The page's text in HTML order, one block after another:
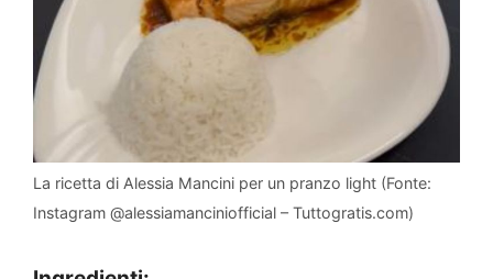
La ricetta di Alessia Mancini per un pranzo light (Fonte:
Instagram @alessiamanciniofficial – Tuttogratis.com)